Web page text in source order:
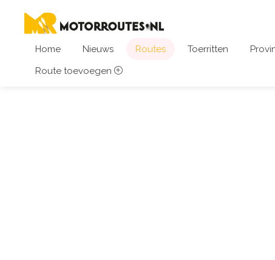
Home Nieuws Routes Toerritten
Route toevoegen